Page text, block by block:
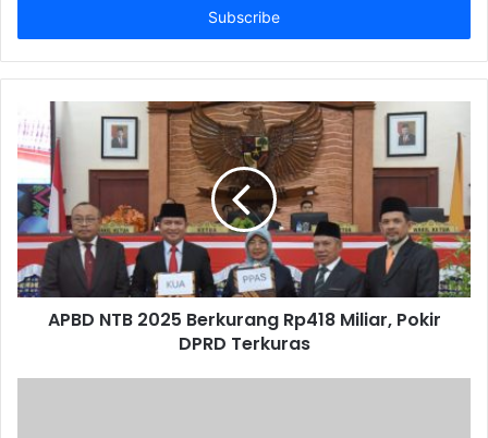
APBD NTB 2025 Berkurang Rp418 Miliar, Pokir
DPRD Terkuras